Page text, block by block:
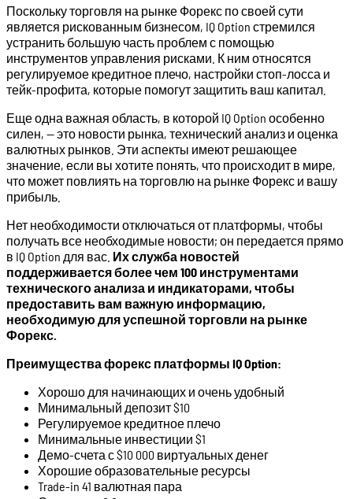
Поскольку торговля на рынке Форекс по своей сути
является рискованным бизнесом, IQ Option стремился
устранить большую часть проблем с помощью
инструментов управления рисками. К ним относятся
регулируемое кредитное плечо, настройки стоп-лосса и
тейк-профита, которые помогут защитить ваш капитал.
Еще одна важная область, в которой IQ Option особенно
силен, — это новости рынка, технический анализ и оценка
валютных рынков. Эти аспекты имеют решающее
значение, если вы хотите понять, что происходит в мире,
что может повлиять на торговлю на рынке Форекс и вашу
прибыль.
Нет необходимости отключаться от платформы, чтобы
получать все необходимые новости; он передается прямо
в IQ Option для вас. Их служба новостей
поддерживается более чем 100 инструментами
технического анализа и индикаторами, чтобы
предоставить вам важную информацию,
необходимую для успешной торговли на рынке
Форекс.
Преимущества форекс платформы IQ Option:
Хорошо для начинающих и очень удобный
Минимальный депозит $10
Регулируемое кредитное плечо
Минимальные инвестиции $1
Демо-счета с $10 000 виртуальных денег
Хорошие образовательные ресурсы
Trade-in 41 валютная пара